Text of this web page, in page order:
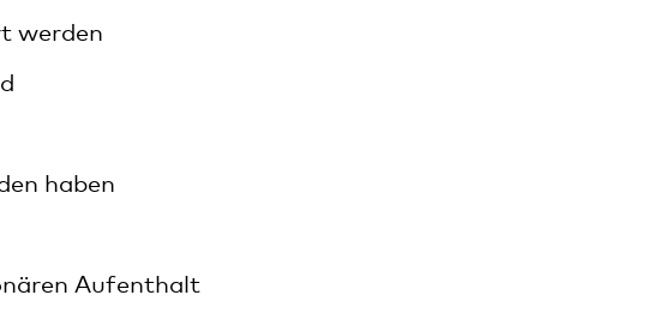
werden
haben
Aufenthalt